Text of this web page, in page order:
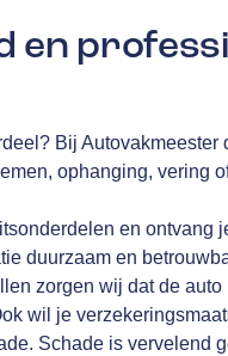
Bij
ophanging, vering
en ontvang
duurzaam en
zorgen wij dat de
wil je
Schade is vervelend